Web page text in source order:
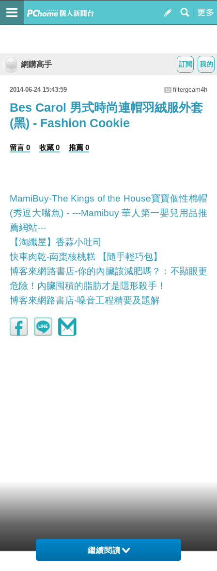
我的
訂閱
網購高手
2014-06-24 15:43:59 filtergcam4h
Bes Carol 男式時尚連帽羽絨服外套
(黑) - Fashion Cookie
留言 0 收藏 0 推薦 0
MamiBuy-The Kings of the House寶寶個性棉帽
(秀逗大嘴魚) - ---Mamibuy 華人第一嬰兒用品推
薦網站---
【淘纖屋】香蒜小吐司
快車肉乾-南棗核桃糕 【隨手輕巧包】
博客來網路書店-你的內臟該減肥嗎？：不顯眼更
危險！內臟囤積的脂肪才是隱形殺手！
博客來網路書店-噪音工程精要及題解
繼續閱讀